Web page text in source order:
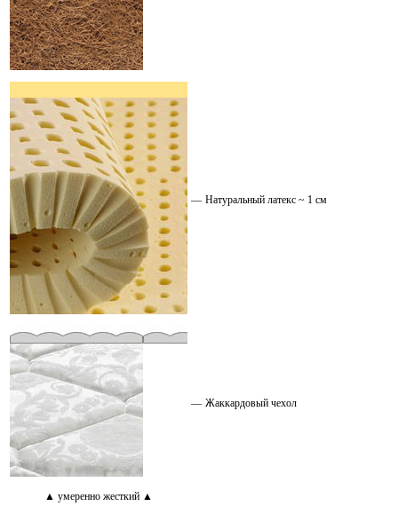
— Натуральный латекс ~ 1 см
— Жаккардовый чехол
▲ умеренно жесткий ▲